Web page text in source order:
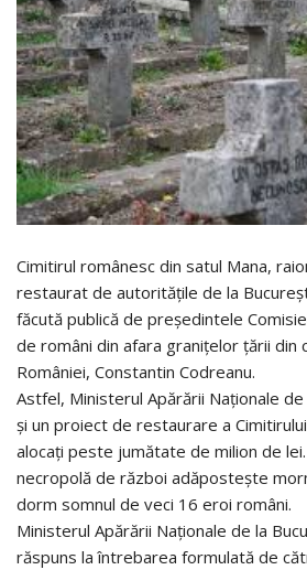
Cimitirul românesc din satul Mana,
restaurat de autoritățile de la
făcută publică de președintele
de români din afara granițelor țării din
României, Constantin Codreanu.
Astfel, Ministerul Apărării Naționale
și un proiect de restaurare a
alocați peste jumătate de milion de
necropolă de război adăpostește
dorm somnul de veci 16 eroi români.
Ministerul Apărării Naționale de la
răspuns la întrebarea formulată de